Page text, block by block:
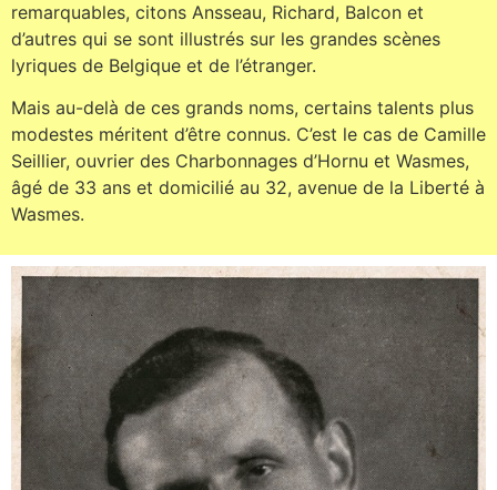
remarquables, citons Ansseau, Richard, Balcon et
d’autres qui se sont illustrés sur les grandes scènes
lyriques de Belgique et de l’étranger.
Mais au-delà de ces grands noms, certains talents plus
modestes méritent d’être connus. C’est le cas de Camille
Seillier, ouvrier des Charbonnages d’Hornu et Wasmes,
âgé de 33 ans et domicilié au 32, avenue de la Liberté à
Wasmes.